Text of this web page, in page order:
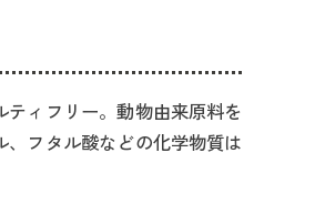
ィフリー。動物由来原料を
フタル酸などの化学物質は